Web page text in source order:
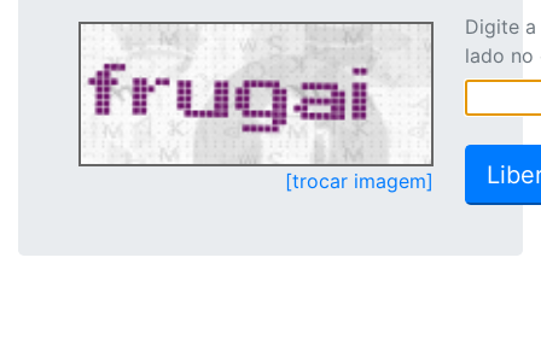
[trocar imagem]
Digite
lado no